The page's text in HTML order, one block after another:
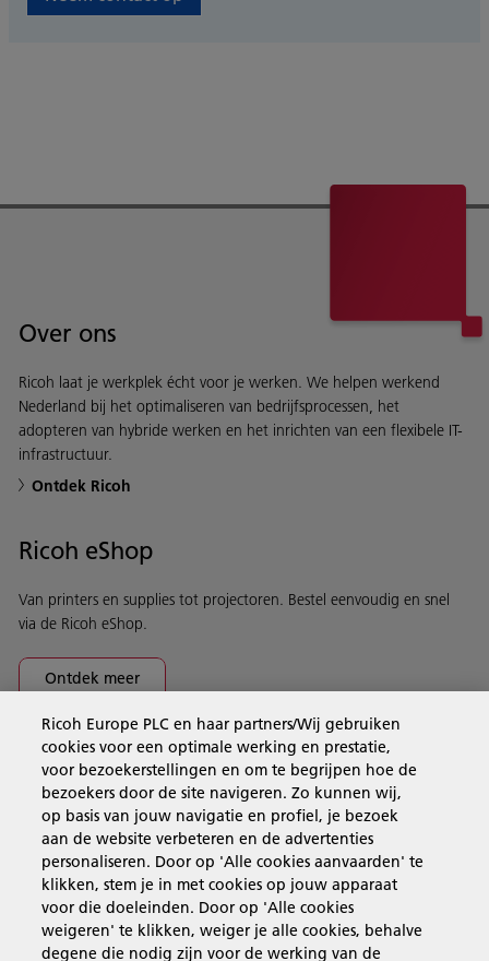
Over ons
Ricoh laat je werkplek écht voor je werken. We helpen werkend
Nederland bij het optimaliseren van bedrijfsprocessen, het
adopteren van hybride werken en het inrichten van een flexibele IT-
infrastructuur.
Ontdek Ricoh
Ricoh eShop
Van printers en supplies tot projectoren. Bestel eenvoudig en snel
via de Ricoh eShop.
Ontdek meer
Business Solutions
Producten en services
Support en contact
Ricoh Europe PLC en haar partners/Wij gebruiken
cookies voor een optimale werking en prestatie,
voor bezoekerstellingen en om te begrijpen hoe de
bezoekers door de site navigeren. Zo kunnen wij,
op basis van jouw navigatie en profiel, je bezoek
aan de website verbeteren en de advertenties
personaliseren. Door op 'Alle cookies aanvaarden' te
klikken, stem je in met cookies op jouw apparaat
voor die doeleinden. Door op 'Alle cookies
weigeren' te klikken, weiger je alle cookies, behalve
degene die nodig zijn voor de werking van de